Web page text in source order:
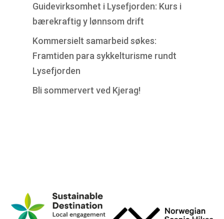
Guidevirksomhet i Lysefjorden: Kurs i
bærekraftig y lønnsom drift
Kommersielt samarbeid søkes:
Framtiden para sykkelturisme rundt
Lysefjorden
Bli sommervert ved Kjerag!